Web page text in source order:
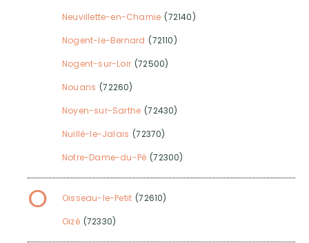
Neuvillette-en-Charnie (72140)
Nogent-le-Bernard (72110)
Nogent-sur-Loir (72500)
Nouans (72260)
Noyen-sur-Sarthe (72430)
Nuillé-le-Jalais (72370)
Notre-Dame-du-Pé (72300)
O Oisseau-le-Petit (72610)
Oizé (72330)